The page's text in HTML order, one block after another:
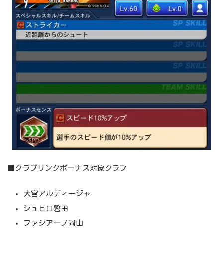
■クラブリンクボーナス対象クラブ
大宮アルディージャ
ジュビロ磐田
ファジアーノ岡山